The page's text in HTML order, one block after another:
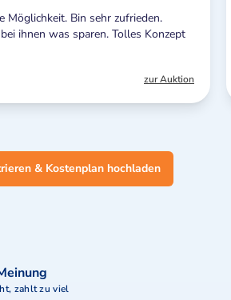
Möglichkeit. Bin sehr zufrieden.
ihnen was sparen. Tolles Konzept
zur Auktion
& Kostenplan hochladen
zahlt zu viel